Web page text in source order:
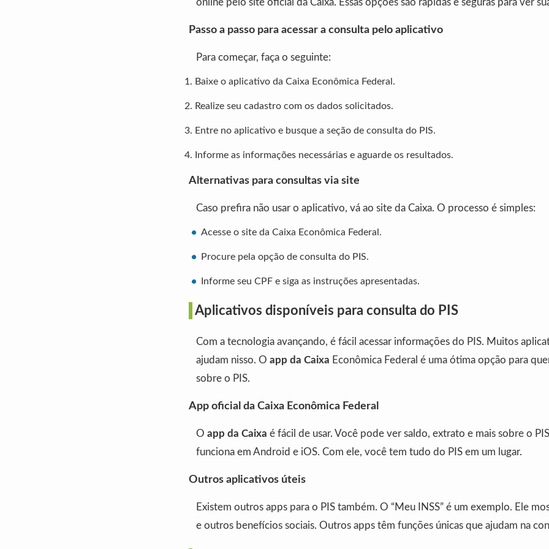
online pelo site oficial da Caixa. Essas opções são rápidas e seguras para ver
Passo a passo para acessar a consulta pelo aplicativo
Para começar, faça o seguinte:
Baixe o aplicativo da Caixa Econômica Federal.
Realize seu cadastro com os dados solicitados.
Entre no aplicativo e busque a seção de consulta do PIS.
Informe as informações necessárias e aguarde os resultados.
Alternativas para consultas via site
Caso prefira não usar o aplicativo, vá ao site da Caixa. O processo é simples:
Acesse o site da Caixa Econômica Federal.
Procure pela opção de consulta do PIS.
Informe seu CPF e siga as instruções apresentadas.
Aplicativos disponíveis para consulta do PIS
Com a tecnologia avançando, é fácil acessar informações do PIS. Muitos
ajudam nisso. O app da Caixa Econômica Federal é uma ótima opção para
sobre o PIS.
App oficial da Caixa Econômica Federal
O app da Caixa é fácil de usar. Você pode ver saldo, extrato e mais sobre o
funciona em Android e iOS. Com ele, você tem tudo do PIS em um lugar.
Outros aplicativos úteis
Existem outros apps para o PIS também. O “Meu INSS” é um exemplo. Ele
e outros benefícios sociais. Outros apps têm funções únicas que ajudam na